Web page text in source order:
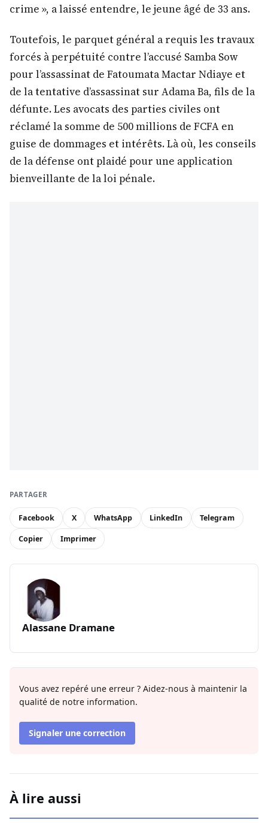
crime », a laissé entendre, le jeune âgé de 33 ans.
Toutefois, le parquet général a requis les travaux
forcés à perpétuité contre l’accusé Samba Sow
pour l’assassinat de Fatoumata Mactar Ndiaye et
de la tentative d’assassinat sur Adama Ba, fils de la
défunte. Les avocats des parties civiles ont
réclamé la somme de 500 millions de FCFA en
guise de dommages et intérêts. Là où, les conseils
de la défense ont plaidé pour une application
bienveillante de la loi pénale.
PARTAGER
Facebook X WhatsApp LinkedIn Telegram
Copier Imprimer
Alassane Dramane
Vous avez repéré une erreur ? Aidez-nous à maintenir la
qualité de notre information.
Signaler une correction
À lire aussi